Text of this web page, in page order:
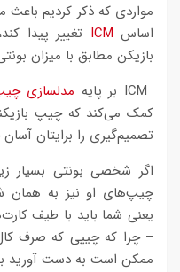
مواردی که ذکر کردیم
اساس ICM تغییر پیدا
بازیکن مطابق با میزان
مدلسازی
کمک می‌کند که چیپ
تصمیم‌گیری را برایتان
اگر شخصی بونتی بسیار
چیپ‌های او نیز به همان
یعنی شما باید با طیف
– چرا که چیپی که صرف کال
ممکن است به دست آورید